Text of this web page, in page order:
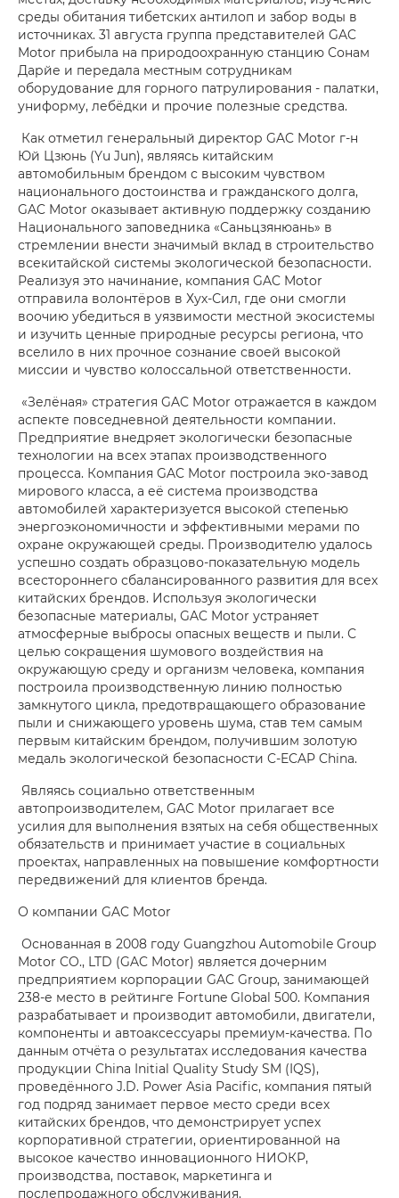
среды обитания тибетских антилоп и забор воды в
источниках. 31 августа группа представителей GAC
Motor прибыла на природоохранную станцию Сонам
Дарйе и передала местным сотрудникам
оборудование для горного патрулирования - палатки,
униформу, лебёдки и прочие полезные средства.
Как отметил генеральный директор GAC Motor г-н
Юй Цзюнь (Yu Jun), являясь китайским
автомобильным брендом с высоким чувством
национального достоинства и гражданского долга,
GAC Motor оказывает активную поддержку созданию
Национального заповедника «Саньцзянюань» в
стремлении внести значимый вклад в строительство
всекитайской системы экологической безопасности.
Реализуя это начинание, компания GAC Motor
отправила волонтёров в Хух-Сил, где они смогли
воочию убедиться в уязвимости местной экосистемы
и изучить ценные природные ресурсы региона, что
вселило в них прочное сознание своей высокой
миссии и чувство колоссальной ответственности.
«Зелёная» стратегия GAC Motor отражается в каждом
аспекте повседневной деятельности компании.
Предприятие внедряет экологически безопасные
технологии на всех этапах производственного
процесса. Компания GAC Motor построила эко-завод
мирового класса, а её система производства
автомобилей характеризуется высокой степенью
энергоэкономичности и эффективными мерами по
охране окружающей среды. Производителю удалось
успешно создать образцово-показательную модель
всестороннего сбалансированного развития для всех
китайских брендов. Используя экологически
безопасные материалы, GAC Motor устраняет
атмосферные выбросы опасных веществ и пыли. С
целью сокращения шумового воздействия на
окружающую среду и организм человека, компания
построила производственную линию полностью
замкнутого цикла, предотвращающего образование
пыли и снижающего уровень шума, став тем самым
первым китайским брендом, получившим золотую
медаль экологической безопасности C-ECAP China.
Являясь социально ответственным
автопроизводителем, GAC Motor прилагает все
усилия для выполнения взятых на себя общественных
обязательств и принимает участие в социальных
проектах, направленных на повышение комфортности
передвижений для клиентов бренда.
О компании GAC Motor
Основанная в 2008 году Guangzhou Automobile Group
Motor CO., LTD (GAC Motor) является дочерним
предприятием корпорации GAC Group, занимающей
238-е место в рейтинге Fortune Global 500. Компания
разрабатывает и производит автомобили, двигатели,
компоненты и автоаксессуары премиум-качества. По
данным отчёта о результатах исследования качества
продукции China Initial Quality Study SM (IQS),
проведённого J.D. Power Asia Pacific, компания пятый
год подряд занимает первое место среди всех
китайских брендов, что демонстрирует успех
корпоративной стратегии, ориентированной на
высокое качество инновационного НИОКР,
производства, поставок, маркетинга и
послепродажного обслуживания.